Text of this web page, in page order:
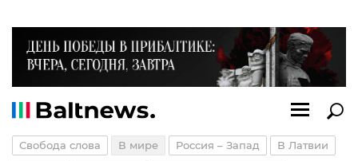
Свобода слова В мире Россия – Запад В Латвии